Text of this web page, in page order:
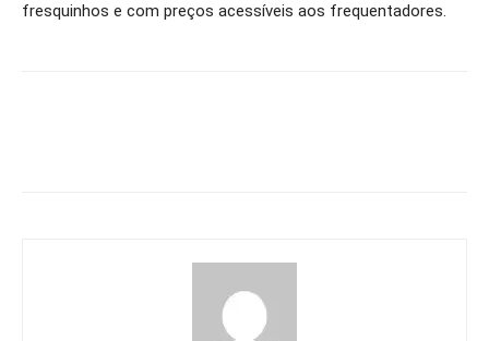
fresquinhos e com preços acessíveis aos frequentadores.